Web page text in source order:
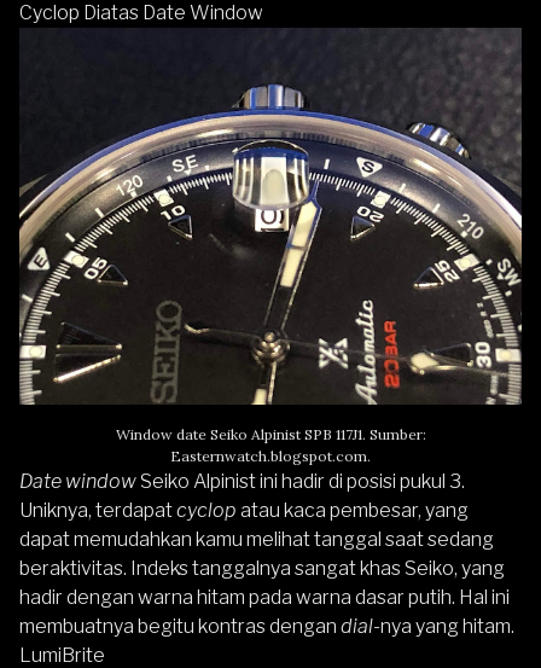
Cyclop Diatas Date Window
Window date Seiko Alpinist SPB 117J1. Sumber:
Easternwatch.blogspot.com.
Date window Seiko Alpinist ini hadir di posisi pukul 3.
Uniknya, terdapatcyclop atau kaca pembesar, yang
dapat memudahkan kamu melihat tanggal saat sedang
beraktivitas. Indeks tanggalnya sangat khas Seiko, yang
hadir dengan warna hitam pada warna dasar putih. Hal ini
membuatnya begitu kontras dengan dial-nya yang hitam.
LumiBrite